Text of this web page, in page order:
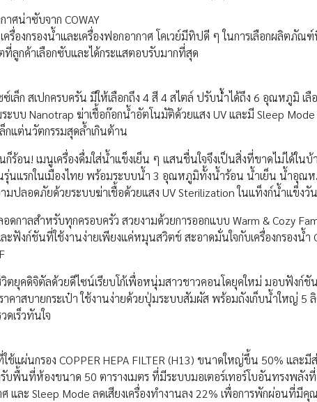
าศน่าซับจาก COWAY
เครื่องกรองน้ำและเครื่องฟอกอากาศ โคเวย์มีทิปดี ๆ ในการเลือกผลิตภัณ
ลูกค้าเลือกซับและได้กระแสตอบรับมากที่สุด
ซซ์เล็ก สเปกครบครัน มีให้เลือกถึง 4 สี 4 สไตล์ ปรับน้่ำได้ถึง 6 อุณหภูมิ
ะบบ Nanotrap ฆ่าเชื้อก๊อกน้ำอัตโนมัติด้วยแสง UV และมี Sleep Mode
กแต่นวัตกรรมสุดล้ำเกินต้าน
ก็ร้อน! เมนูเครื่องดื่มใส่น้ำแข็งเย็น ๆ แสนชื่นใจจึงเป็นสิ่งที่ขาดไม่ได้ใน
รุ่นแรกในเมืองไทย พร้อมระบบน้ำ 3 อุณหภูมิทั้งน้ำร้อน น้ำเย็น น้ำอุณ
ปลอดภัยด้วยระบบฆ่าเชื้อด้วยแสง UV Sterilization ในแท็งก์น้ำแข็งวั
ดกาลสำหรับทุกครอบครัว สวยงามด้วยการออกแบบ Warm & Cozy
งก์ชันที่ใช้งานง่ายเพียงแค่หมุนสวิตช์ สะอาดมั่นใจกับเครื่องกรองน้ำ
วิตยุคดิจิตัลด้วยดีไซน์เรียบโก้เพื่อหนุ่มสาวชาวคอนโดยุคใหม่ มอบฟัง
คาสบายกระเป๋า ใช้งานง่ายด้วยปุ่มระบบสัมผัส พร้อมถังเก็บน้ำใหญ่ 5
ดเร็วทันใจ
ช้แผ่นกรอง COPPER HEPA FILTER (H13) ขนาดใหญ่ขึ้น 50% แล
บพื้นที่ห้องขนาด 50 ตารางเมตร ที่มีระบบมอเตอร์เทอร์โบอันทรงพลัง
และ Sleep Mode ลดเสียงเครื่องทำงานลง 22% เพื่อการพักผ่อนที่มี